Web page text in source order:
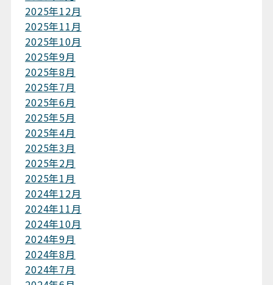
2025年12月
2025年11月
2025年10月
2025年9月
2025年8月
2025年7月
2025年6月
2025年5月
2025年4月
2025年3月
2025年2月
2025年1月
2024年12月
2024年11月
2024年10月
2024年9月
2024年8月
2024年7月